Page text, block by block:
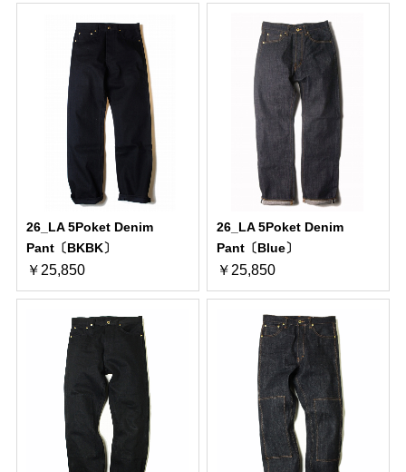
26_LA 5Poket Denim
Pant〔BKBK〕
￥25,850
26_LA 5Poket Denim
Pant〔Blue〕
￥25,850